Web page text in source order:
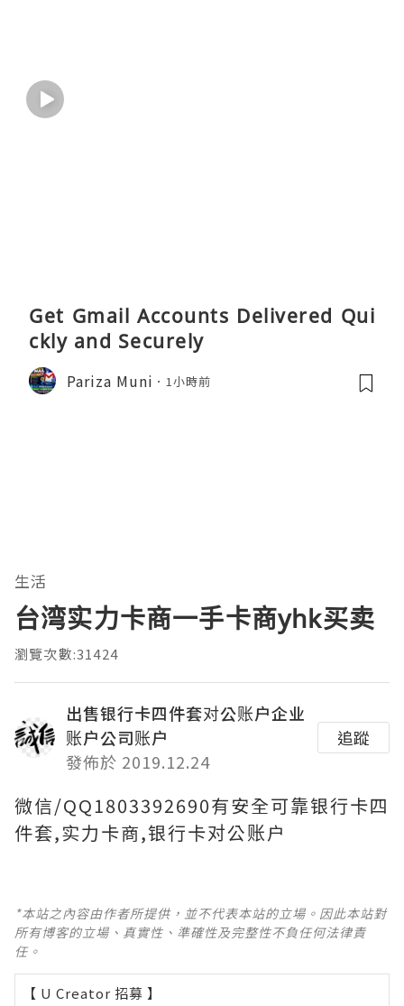
Get Gmail Accounts Delivered Qui
ckly and Securely
Pariza Muni 1小時前
生活
台湾实力卡商一手卡商yhk买卖
瀏覽次數:31424
出售银行卡四件套对公账户企业
账户公司账户
發佈於 2019.12.24
追蹤
微信/QQ1803392690有安全可靠银行卡四
件套,实力卡商,银行卡对公账户
*本站之內容由作者所提供，並不代表本站的立場。因此本站對
所有博客的立場、真實性、準確性及完整性不負任何法律責
任。
【 U Creator 招募 】